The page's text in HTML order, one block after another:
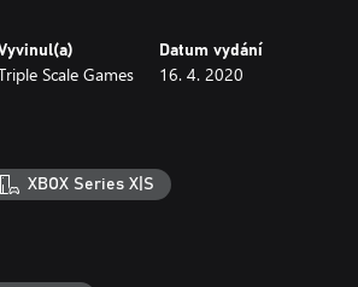
Scale Games
Datum vydání
16. 4. 2020
XBOX Series X|S